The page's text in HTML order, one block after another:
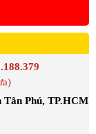
Tân Phú, TP.HCM